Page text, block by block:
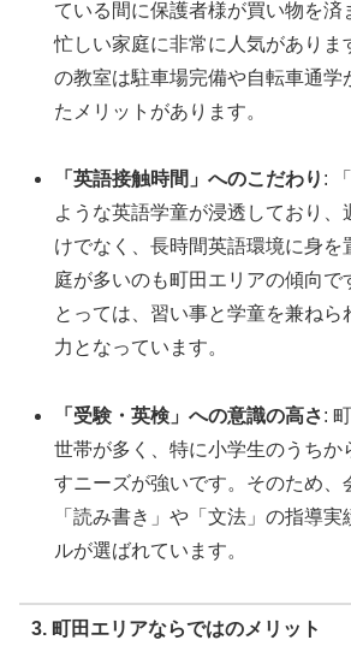
ている間に保護者様が買い物を済
忙しい家庭に非常に人気がありま
の教室は駐車場完備や自転車通学
たメリットがあります。
「英語接触時間」へのこだわり :
ような英語学童が浸透しており、
けでなく、長時間英語環境に身を
庭が多いのも町田エリアの傾向で
とっては、習い事と学童を兼ねら
力となっています。
「受験・英検」への意識の高さ:
世帯が多く、特に小学生のうちか
すニーズが強いです。そのため、
「読み書き」や「文法」の指導
ルが選ばれています。
3. 町田エリアならではのメリット